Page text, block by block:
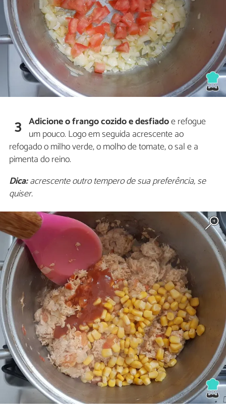
3 Adicione o frango cozido e desfiadoe refogue
um pouco. Logo em seguida acrescente ao
refogado o milho verde, o molho de tomate, o sal e a
pimenta do reino.
Dica:acrescente outro tempero de sua preferência, se
quiser.